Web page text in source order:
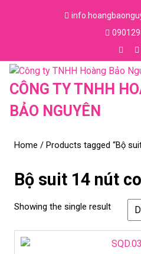
Number
Facebook
Instagram
Youtube
CÔNG TY TNHH
BẢO NGUYÊN
Home / Products tagged “Bộ
Bộ suit 14 nút
Showing the single result